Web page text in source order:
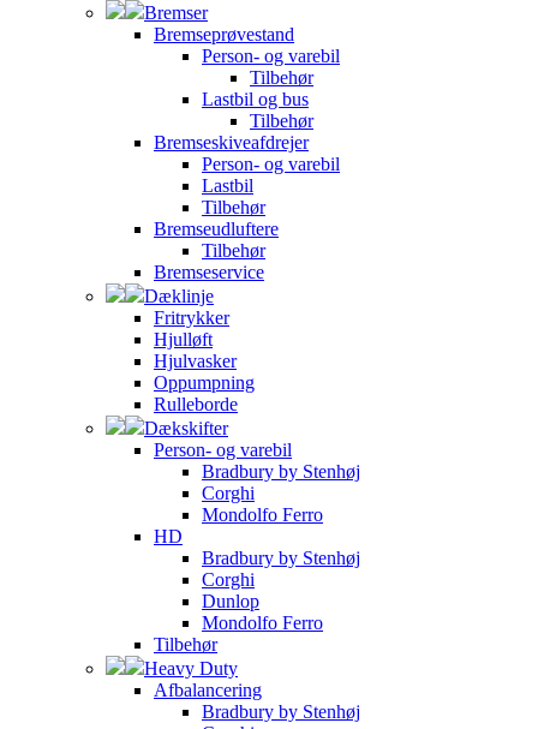
Bremser
Bremseprøvestand
Person- og varebil
Tilbehør
Lastbil og bus
Tilbehør
Bremseskiveafdrejer
Person- og varebil
Lastbil
Tilbehør
Bremseudluftere
Tilbehør
Bremseservice
Dæklinje
Fritrykker
Hjulløft
Hjulvasker
Oppumpning
Rulleborde
Dækskifter
Person- og varebil
Bradbury by Stenhøj
Corghi
Mondolfo Ferro
HD
Bradbury by Stenhøj
Corghi
Dunlop
Mondolfo Ferro
Tilbehør
Heavy Duty
Afbalancering
Bradbury by Stenhøj